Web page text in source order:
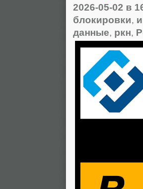
2026-05-02 в
блокировки,
данные, ркн,